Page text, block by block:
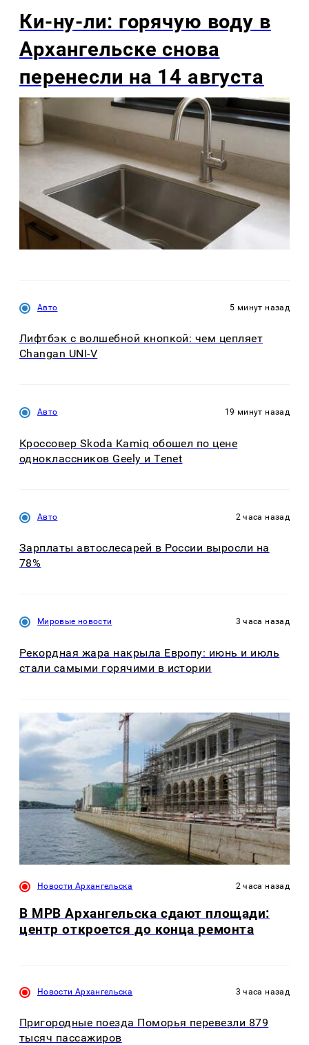
Ки-ну-ли: горячую воду в
Архангельске снова
перенесли на 14 августа
Авто 5 минут назад
Лифтбэк с волшебной кнопкой: чем цепляет
Changan UNI-V
Авто 19 минут назад
Кроссовер Skoda Kamiq обошел по цене
одноклассников Geely и Tenet
Авто 2 часа назад
Зарплаты автослесарей в России выросли на
78%
Мировые новости 3 часа назад
Рекордная жара накрыла Европу: июнь и июль
стали самыми горячими в истории
Новости Архангельска 2 часа назад
В МРВ Архангельска сдают площади:
центр откроется до конца ремонта
Новости Архангельска 3 часа назад
Пригородные поезда Поморья перевезли 879
тысяч пассажиров